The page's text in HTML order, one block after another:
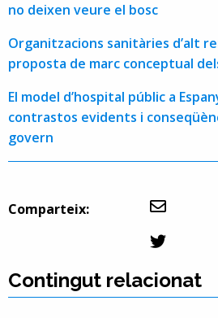
no deixen veure el bosc
Organitzacions sanitàries d’alt
proposta de marc conceptual
El model d’hospital públic a
contrastos evidents i
govern
Comparteix:
Contingut relacionat